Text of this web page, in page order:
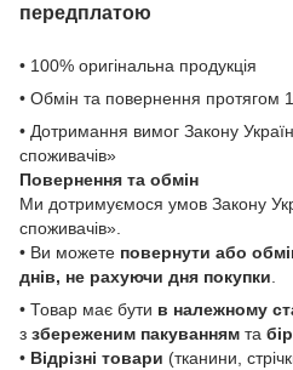
передплатою
• 100% оригінальна продукція
• Обмін та повернення протягом
• Дотримання вимог Закону
споживачів»
Повернення та обмін
Ми дотримуємося умов Закону
споживачів».
• Ви можете повернути або
днів, не рахуючи дня покупки
• Товар має бути в належному
з збереженим пакуванням та
• Відрізні товари (тканини,